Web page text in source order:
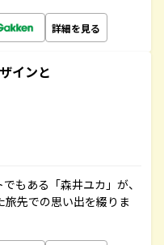
詳細を見る
インと
もある「森井ユカ」が、
先での思い出を綴りま